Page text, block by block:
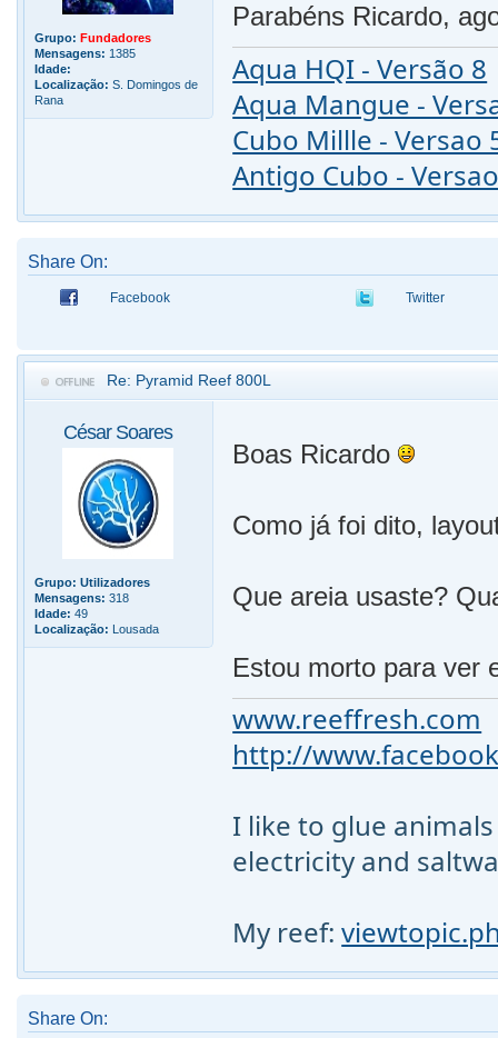
Grupo: Fundadores
Mensagens: 1385
Idade:
Localização: S. Domingos de
Rana
Parabéns Ricardo,
Aqua HQI - Versão 8
Aqua Mangue -
Cubo Millle - Versao
Antigo Cubo -
Share On:
Facebook Twitter
Re: Pyramid Reef 800L
César Soares
Grupo: Utilizadores
Mensagens: 318
Idade: 49
Localização: Lousada
Boas Ricardo
Como já foi dito,
Que areia usaste?
Estou morto para ver
www.reeffresh.com
http://
I like to glue
electricity and
My reef:
Share On: